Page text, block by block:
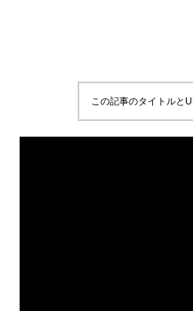
この記事のタイトルと